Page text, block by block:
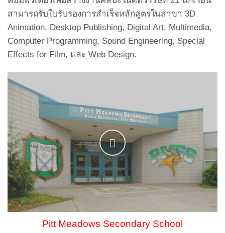
สามารถรับใบรับรองการสำเร็จหลักสูตรในสาขา 3D
Animation, Desktop Publishing, Digital Art, Multimedia,
Computer Programming, Sound Engineering, Special
Effects for Film, และ Web Design.
Pitt Meadows Secondary School